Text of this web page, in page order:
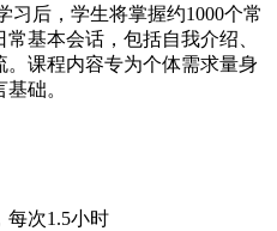
习后，学生将掌握约1000个常
基本会话，包括自我介绍、
。课程内容专为个体需求量身
础。
每次1.5小时